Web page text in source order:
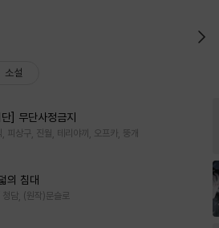
소설
단] 무단사정금지
, 피상구, 진월, 테리야끼, 오프카, 뚱개
의 침대
청담, (원작)문슬로